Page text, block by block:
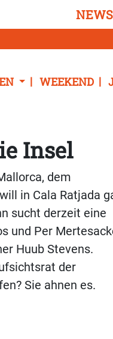
WEEKEND
Insel
dem
in Cala Ratjada
sucht derzeit eine
und Per
Huub Stevens.
der
Sie ahnen es.